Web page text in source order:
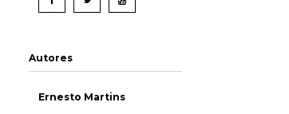
Autores
Ernesto Martins